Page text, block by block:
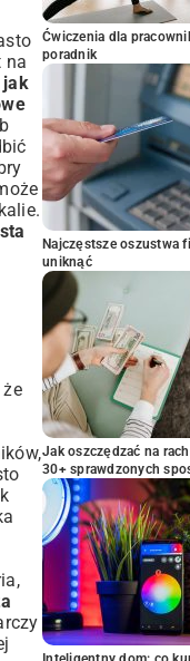
na
jak
Ćwiczenia dla
poradnik
Najczęstsze oszustwa
uniknąć
Jak oszczędzać na
30+ sprawdzonych